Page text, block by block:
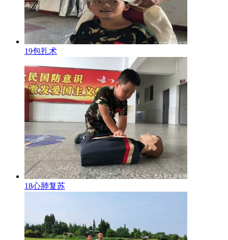
19包扎术
18心肺复苏